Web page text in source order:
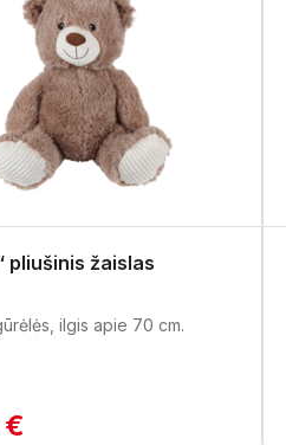
pliušinis žaislas
ilgis apie 70 cm.
€